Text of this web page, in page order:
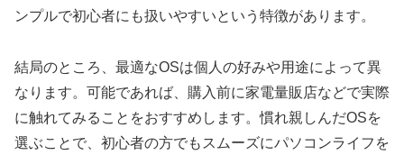
ンプルで初心者にも扱いやすいという特徴があります。
結局のところ、最適なOSは個人の好みや用途によって異
なります。可能であれば、購入前に家電量販店などで実際
に触れてみることをおすすめします。慣れ親しんだOSを
選ぶことで、初心者の方でもスムーズにパソコンライフを